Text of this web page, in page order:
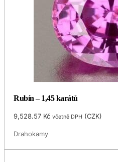
Rubín – 1,45 karátů
9,528.57 Kč včetně DPH (CZK)
Drahokamy